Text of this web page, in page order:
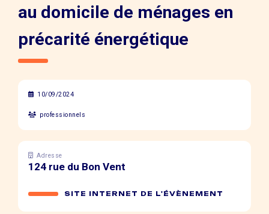
au domicile de ménages en
précarité énergétique
10/09/2024
professionnels
Adresse
124 rue du Bon Vent
SITE INTERNET DE L'ÉVÈNEMENT